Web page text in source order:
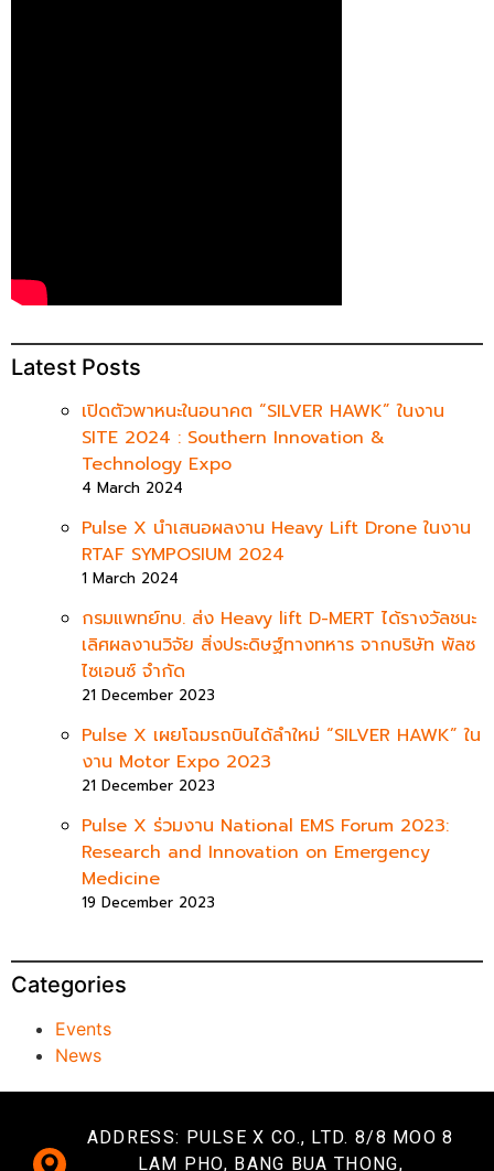
Latest Posts
เปิดตัวพาหนะในอนาคต “SILVER HAWK” ในงาน
SITE 2024 : Southern Innovation &
Technology Expo
4 March 2024
Pulse X นำเสนอผลงาน Heavy Lift Drone ในงาน
RTAF SYMPOSIUM 2024
1 March 2024
กรมแพทย์ทบ. ส่ง Heavy lift D-MERT ได้รางวัลชนะ
เลิศผลงานวิจัย สิ่งประดิษฐ์ทางทหาร จากบริษัท พัลซ
ไซเอนซ์ จำกัด
21 December 2023
Pulse X เผยโฉมรถบินได้ลำใหม่ “SILVER HAWK” ใน
งาน Motor Expo 2023
21 December 2023
Pulse X ร่วมงาน National EMS Forum 2023:
Research and Innovation on Emergency
Medicine
19 December 2023
Categories
Events
News
ADDRESS: PULSE X CO., LTD. 8/8 MOO 8
LAM PHO, BANG BUA THONG,